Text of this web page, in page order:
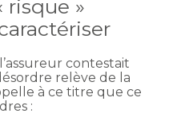
risque »
contestait
relève de la
à ce titre que ce
: